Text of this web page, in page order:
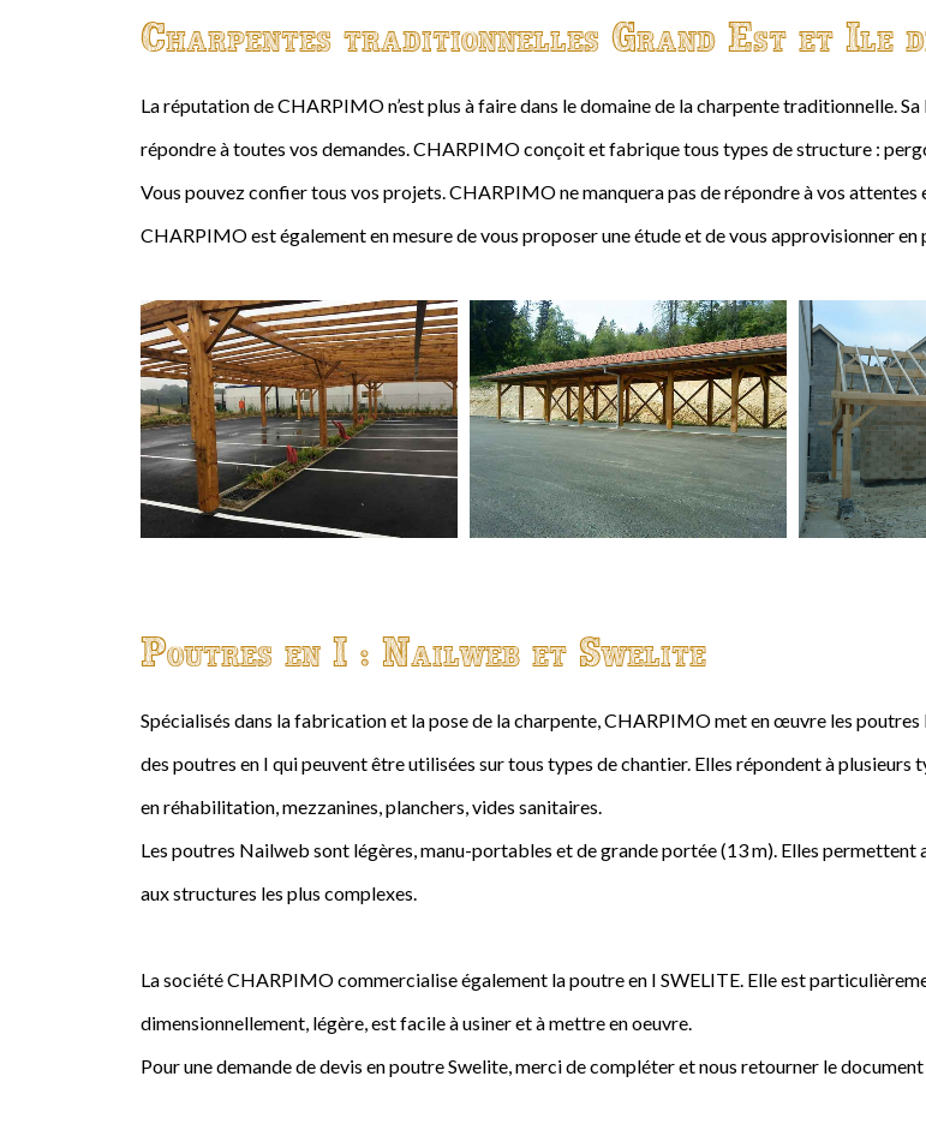
Charpentes traditionnelles Grand Est et Ile
La réputation de CHARPIMO n’est plus à faire dans le domaine de la charpente traditionnelle.
répondre à toutes vos demandes. CHARPIMO conçoit et fabrique tous types de structure :
Vous pouvez confier tous vos projets. CHARPIMO ne manquera pas de répondre à vos
CHARPIMO est également en mesure de vous proposer une étude et de vous approvisionner
Poutres en I : Nailweb et Swelite
Spécialisés dans la fabrication et la pose de la charpente, CHARPIMO met en œuvre les
des poutres en I qui peuvent être utilisées sur tous types de chantier. Elles répondent à plusieurs
en réhabilitation, mezzanines, planchers, vides sanitaires.
Les poutres Nailweb sont légères, manu-portables et de grande portée (13 m). Elles permettent
aux structures les plus complexes.
La société CHARPIMO commercialise également la poutre en I SWELITE. Elle est
dimensionnellement, légère, est facile à usiner et à mettre en oeuvre.
Pour une demande de devis en poutre Swelite, merci de compléter et nous retourner le